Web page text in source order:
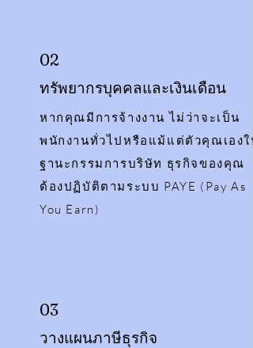
02
ทรัพยากรบุคคลและเงินเดือน
หากคุณมีการจ้างงาน ไม่ว่าจะเป็น
พนักงานทั่วไปหรือแม้แต่ตัวคุณเองใน
ฐานะกรรมการบริษัท ธุรกิจของคุณ
ต้องปฏิบัติตามระบบ PAYE (Pay As
You Earn)
03
วางแผนภาษีธุรกิจ